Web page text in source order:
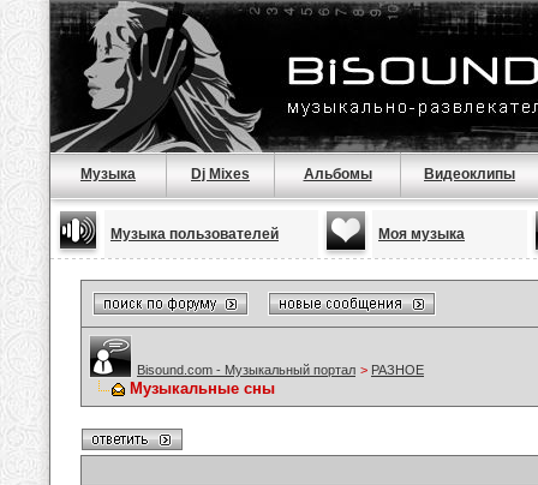
Музыка Dj Mixes Альбомы Видеоклипы
Музыка пользователей Моя музыка
Bisound.com - Музыкальный портал > РАЗНОЕ
Музыкальные сны